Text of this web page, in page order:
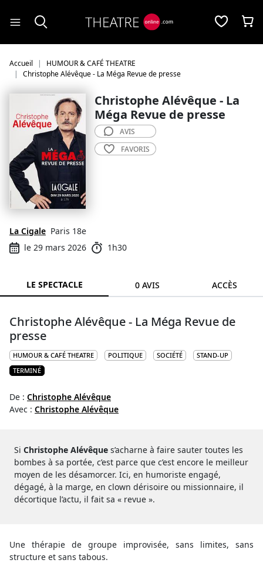
Accueil
HUMOUR & CAFÉ THEATRE
Christophe Alévêque - La Méga Revue de presse
Christophe Alévêque - La
Méga Revue de presse
La Cigale Paris 18e
le 29 mars 2026
1h30
AVIS
FAVORIS
LE SPECTACLE 0 AVIS ACCÈS
Christophe Alévêque - La Méga Revue de
presse
HUMOUR & CAFÉ THEATRE POLITIQUE SOCIÉTÉ
STAND-UP
TERMINÉ
De : Christophe Alévêque
Avec : Christophe Alévêque
Si Christophe Alévêque s’acharne à faire sauter toutes les
bombes à sa portée, c’est parce que c’est encore le meilleur
moyen de les désamorcer. Ici, en humoriste engagé,
dégagé, à la marge, en clown dérisoire ou missionnaire, il
décortique l’actu, il fait sa « revue ».
Une thérapie de groupe improvisée, sans limites, sans
structure et sans tabous.